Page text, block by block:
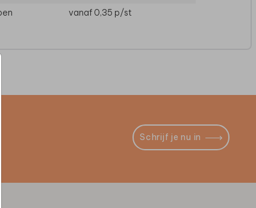
vanaf 0,35 p/st
Schrijf je nu in